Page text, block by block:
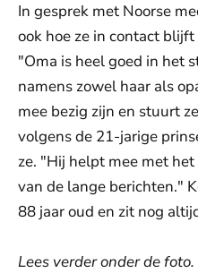
In gesprek met Noorse
ook hoe ze in contact
"Oma is heel goed in het
namens zowel haar als
mee bezig zijn en stuurt
volgens de 21-jarige
ze. "Hij helpt mee met
van de lange berichten."
88 jaar oud en zit nog
Lees verder onder de foto.